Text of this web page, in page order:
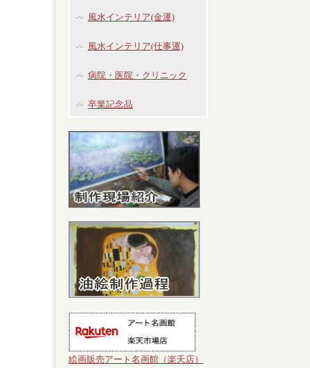
風水インテリア(金運)
風水インテリア(仕事運)
病院・医院・クリニック
卒業記念品
絵画販売アート名画館（楽天店）